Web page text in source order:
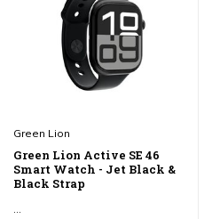
Green Lion
Green Lion Active SE 46
Smart Watch - Jet Black &
Black Strap
...